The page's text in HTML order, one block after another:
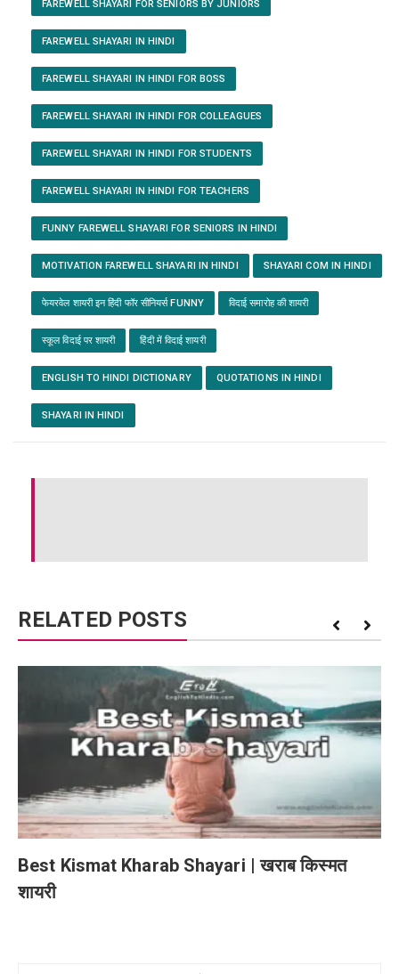
FAREWELL SHAYARI FOR SENIORS BY JUNIORS
FAREWELL SHAYARI IN HINDI
FAREWELL SHAYARI IN HINDI FOR BOSS
FAREWELL SHAYARI IN HINDI FOR COLLEAGUES
FAREWELL SHAYARI IN HINDI FOR STUDENTS
FAREWELL SHAYARI IN HINDI FOR TEACHERS
FUNNY FAREWELL SHAYARI FOR SENIORS IN HINDI
MOTIVATION FAREWELL SHAYARI IN HINDI SHAYARI COM IN HINDI
फेयरवेल शायरी इन हिंदी फॉर सीनियर्स FUNNY विदाई समारोह की शायरी
स्कूल विदाई पर शायरी हिंदी में विदाई शायरी
ENGLISH TO HINDI DICTIONARY QUOTATIONS IN HINDI
SHAYARI IN HINDI
RELATED POSTS
Best Kismat Kharab Shayari | खराब किस्मत
शायरी